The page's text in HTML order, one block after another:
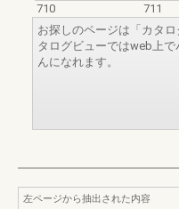
710
711
お探しのページは「カタ
タログビューではweb上
んになれます。
左ページから抽出された内容